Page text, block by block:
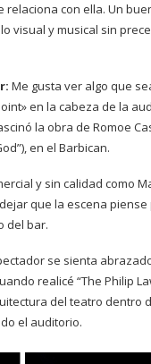
con ella. Un
visual y musical sin
Me gusta ver algo que
en la cabeza de la
la obra de Romoe
en el Barbican.
y sin calidad como
que la escena
del bar.
se sienta
realicé “The Philip
del teatro dentro
el auditorio.